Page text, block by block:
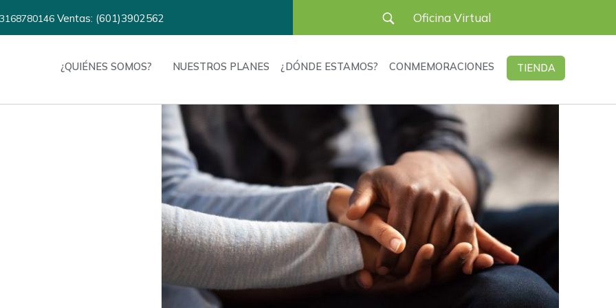
3168780146 Ventas: (601)3902562 Oficina Virtual
¿QUIÉNES SOMOS? NUESTROS PLANES ¿DÓNDE ESTAMOS? CONMEMORACIONES TIENDA